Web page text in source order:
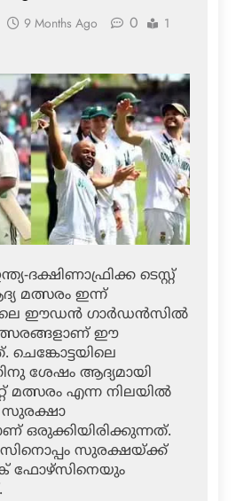
9 Months Ago 0
1
ദക്ഷിണാഫ്രിക്ക ടെസ്റ്റ്
മത്സരം ഇന്ന്
ഈഡന്‍ ഗാര്‍ഡന്‍സില്‍
ഈ
ശേഷം ആദ്യമായി
മത്സരം എന്ന നിലയില്‍
ഒരുക്കിയിരിക്കുന്നത്.
സുരക്ഷയ്ക്ക്
ഫോഴ്‌സിനെയും